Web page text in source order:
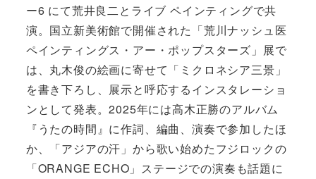
ー6 にて荒井良二とライブ ペインティングで共
演。国立新美術館で開催された「荒川ナッシュ医
ペインティングス・アー・ポップスターズ」展で
は、丸木俊の絵画に寄せて「ミクロネシア三景」
を書き下ろし、展示と呼応するインスタレーショ
ンとして発表。2025年には高木正勝のアルバム
『うたの時間』に作詞、編曲、演奏で参加したほ
か、「アジアの汗」から歌い始めたフジロックの
「ORANGE ECHO」ステージでの演奏も話題に